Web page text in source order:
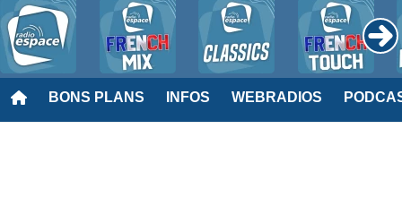
BONS PLANS INFOS WEBRADIOS